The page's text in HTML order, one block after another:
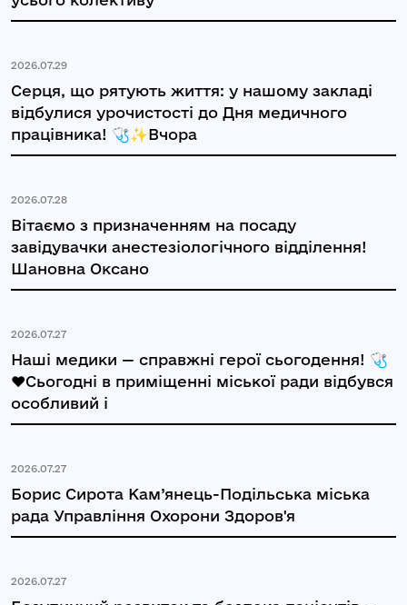
2026.07.29
Серця, що рятують життя: у нашому закладі
відбулися урочистості до Дня медичного
працівника! 🩺✨Вчора
2026.07.28
Вітаємо з призначенням на посаду
завідувачки анестезіологічного відділення!
Шановна Оксано
2026.07.27
Наші медики — справжні герої сьогодення! 🩺
❤️Сьогодні в приміщенні міської ради відбувся
особливий і
2026.07.27
Борис Сирота Кам’янець-Подільська міська
рада Управління Охорони Здоров'я
2026.07.27